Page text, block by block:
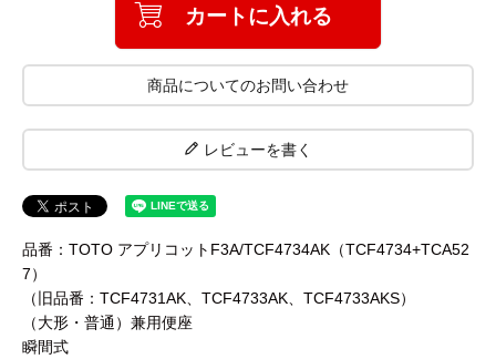
カートに入れる
商品についてのお問い合わせ
レビューを書く
品番：TOTO アプリコットF3A/TCF4734AK（TCF4734+TCA52
7）
（旧品番：TCF4731AK、TCF4733AK、TCF4733AKS）
（大形・普通）兼用便座
瞬間式